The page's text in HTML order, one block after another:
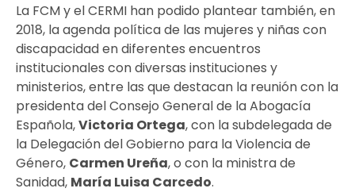
La FCM y el CERMI han podido plantear también, en
2018, la agenda política de las mujeres y niñas con
discapacidad en diferentes encuentros
institucionales con diversas instituciones y
ministerios, entre las que destacan la reunión con la
presidenta del Consejo General de la Abogacía
Española,Victoria Ortega, con la subdelegada de
la Delegación del Gobierno para la Violencia de
Género, Carmen Ureña, o con la ministra de
Sanidad, María Luisa Carcedo.